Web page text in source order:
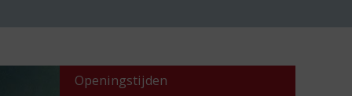
Openingstijden